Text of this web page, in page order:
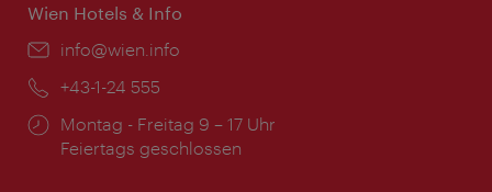
Wien Hotels & Info
Email:
info@wien.info
Telefon:
+43-1-24 555
Öffnungszeiten:
Montag - Freitag 9 – 17 Uhr
Feiertags geschlossen